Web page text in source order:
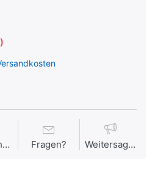
Vergleichen Fragen? Weitersagen